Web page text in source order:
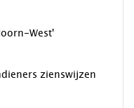
West'
zienswijzen